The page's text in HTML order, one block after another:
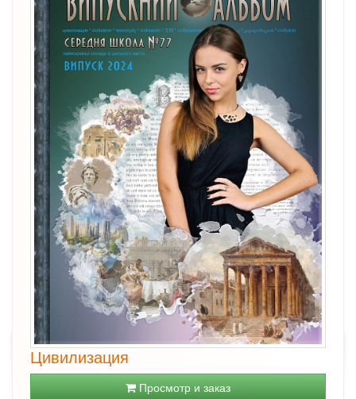
Цивилизация
Просмотр и заказ